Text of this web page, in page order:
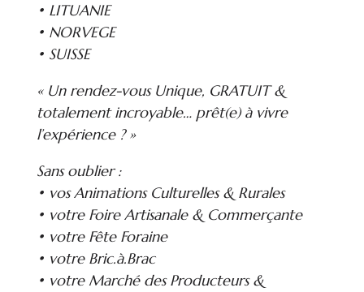
• LITUANIE
• NORVEGE
• SUISSE
« Un rendez-vous Unique, GRATUIT &
totalement incroyable… prêt(e) à vivre
l’expérience ? »
Sans oublier :
• vos Animations Culturelles & Rurales
• votre Foire Artisanale & Commerçante
• votre Fête Foraine
• votre Bric.à.Brac
• votre Marché des Producteurs &